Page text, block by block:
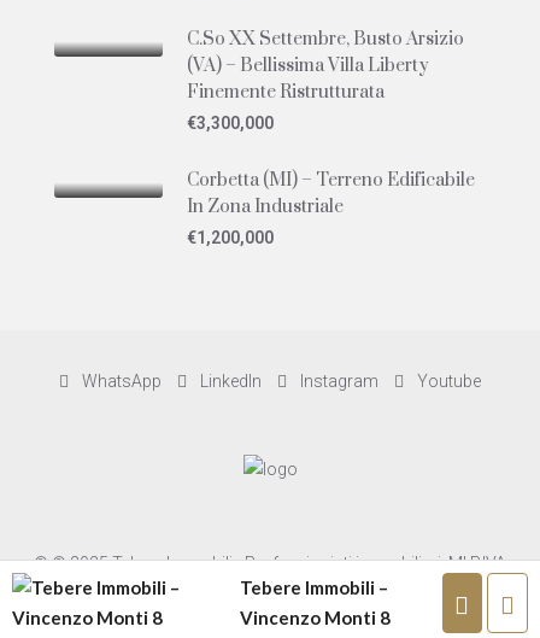
C.so XX Settembre, Busto Arsizio
(VA) – Bellissima Villa Liberty
Finemente Ristrutturata
€3,300,000
Corbetta (MI) – Terreno Edificabile
In Zona Industriale
€1,200,000
WhatsApp LinkedIn Instagram Youtube
© © 2025 Tebere Immobili - Professionisti immobiliari. MI P.IVA
02577570035 -
progettazione siti web jbartstudio.it
Tebere Immobili –
Vincenzo Monti 8